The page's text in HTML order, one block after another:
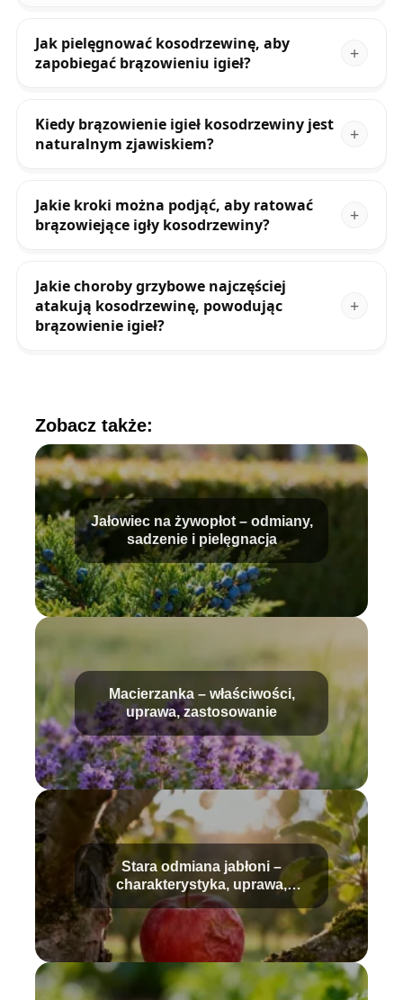
Jak pielęgnować kosodrzewinę, aby
zapobiegać brązowieniu igieł?
Kiedy brązowienie igieł kosodrzewiny jest
naturalnym zjawiskiem?
Jakie kroki można podjąć, aby ratować
brązowiejące igły kosodrzewiny?
Jakie choroby grzybowe najczęściej
atakują kosodrzewinę, powodując
brązowienie igieł?
Zobacz także:
Jałowiec na żywopłot – odmiany,
sadzenie i pielęgnacja
Macierzanka – właściwości,
uprawa, zastosowanie
Stara odmiana jabłoni –
charakterystyka, uprawa,
pielęgnacja